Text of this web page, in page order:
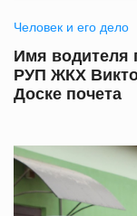
Человек и его дело
Имя водителя
РУП ЖКХ
Доске почета